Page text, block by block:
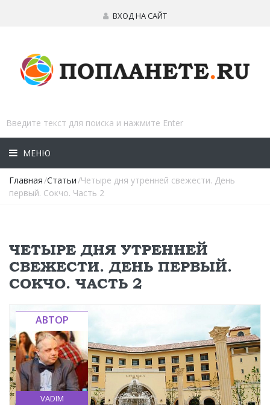
ВХОД НА САЙТ
МЕНЮ
Главная/Статьи/Четыре дня утренней свежести. День
первый. Сокчо. Часть 2
ЧЕТЫРЕ ДНЯ УТРЕННЕЙ
СВЕЖЕСТИ. ДЕНЬ ПЕРВЫЙ.
СОКЧО. ЧАСТЬ 2
АВТОР
VADIM